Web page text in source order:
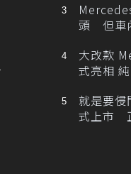
頭 但車
大改款
式亮相
就是要侵
式上市